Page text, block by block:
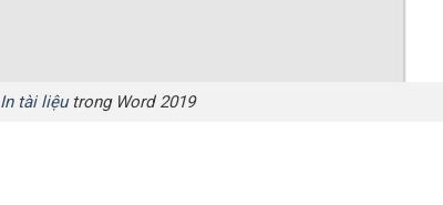
In tài liệutrong Word 2019